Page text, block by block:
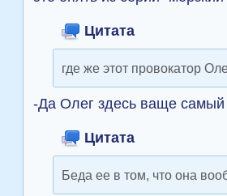
Цитата
где же этот провокатор
-Да Олег здесь ваще
Цитата
Беда ее в том, что она